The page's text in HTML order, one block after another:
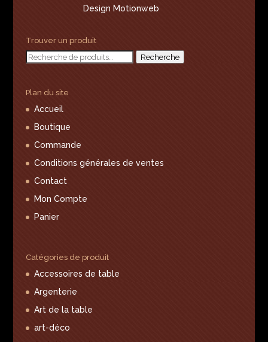
Design Motionweb
Trouver un produit
Recherche
Recherche
Plan du site
Accueil
Boutique
Commande
Conditions générales de ventes
Contact
Mon Compte
Panier
Catégories de produit
Accessoires de table
Argenterie
Art de la table
art-déco